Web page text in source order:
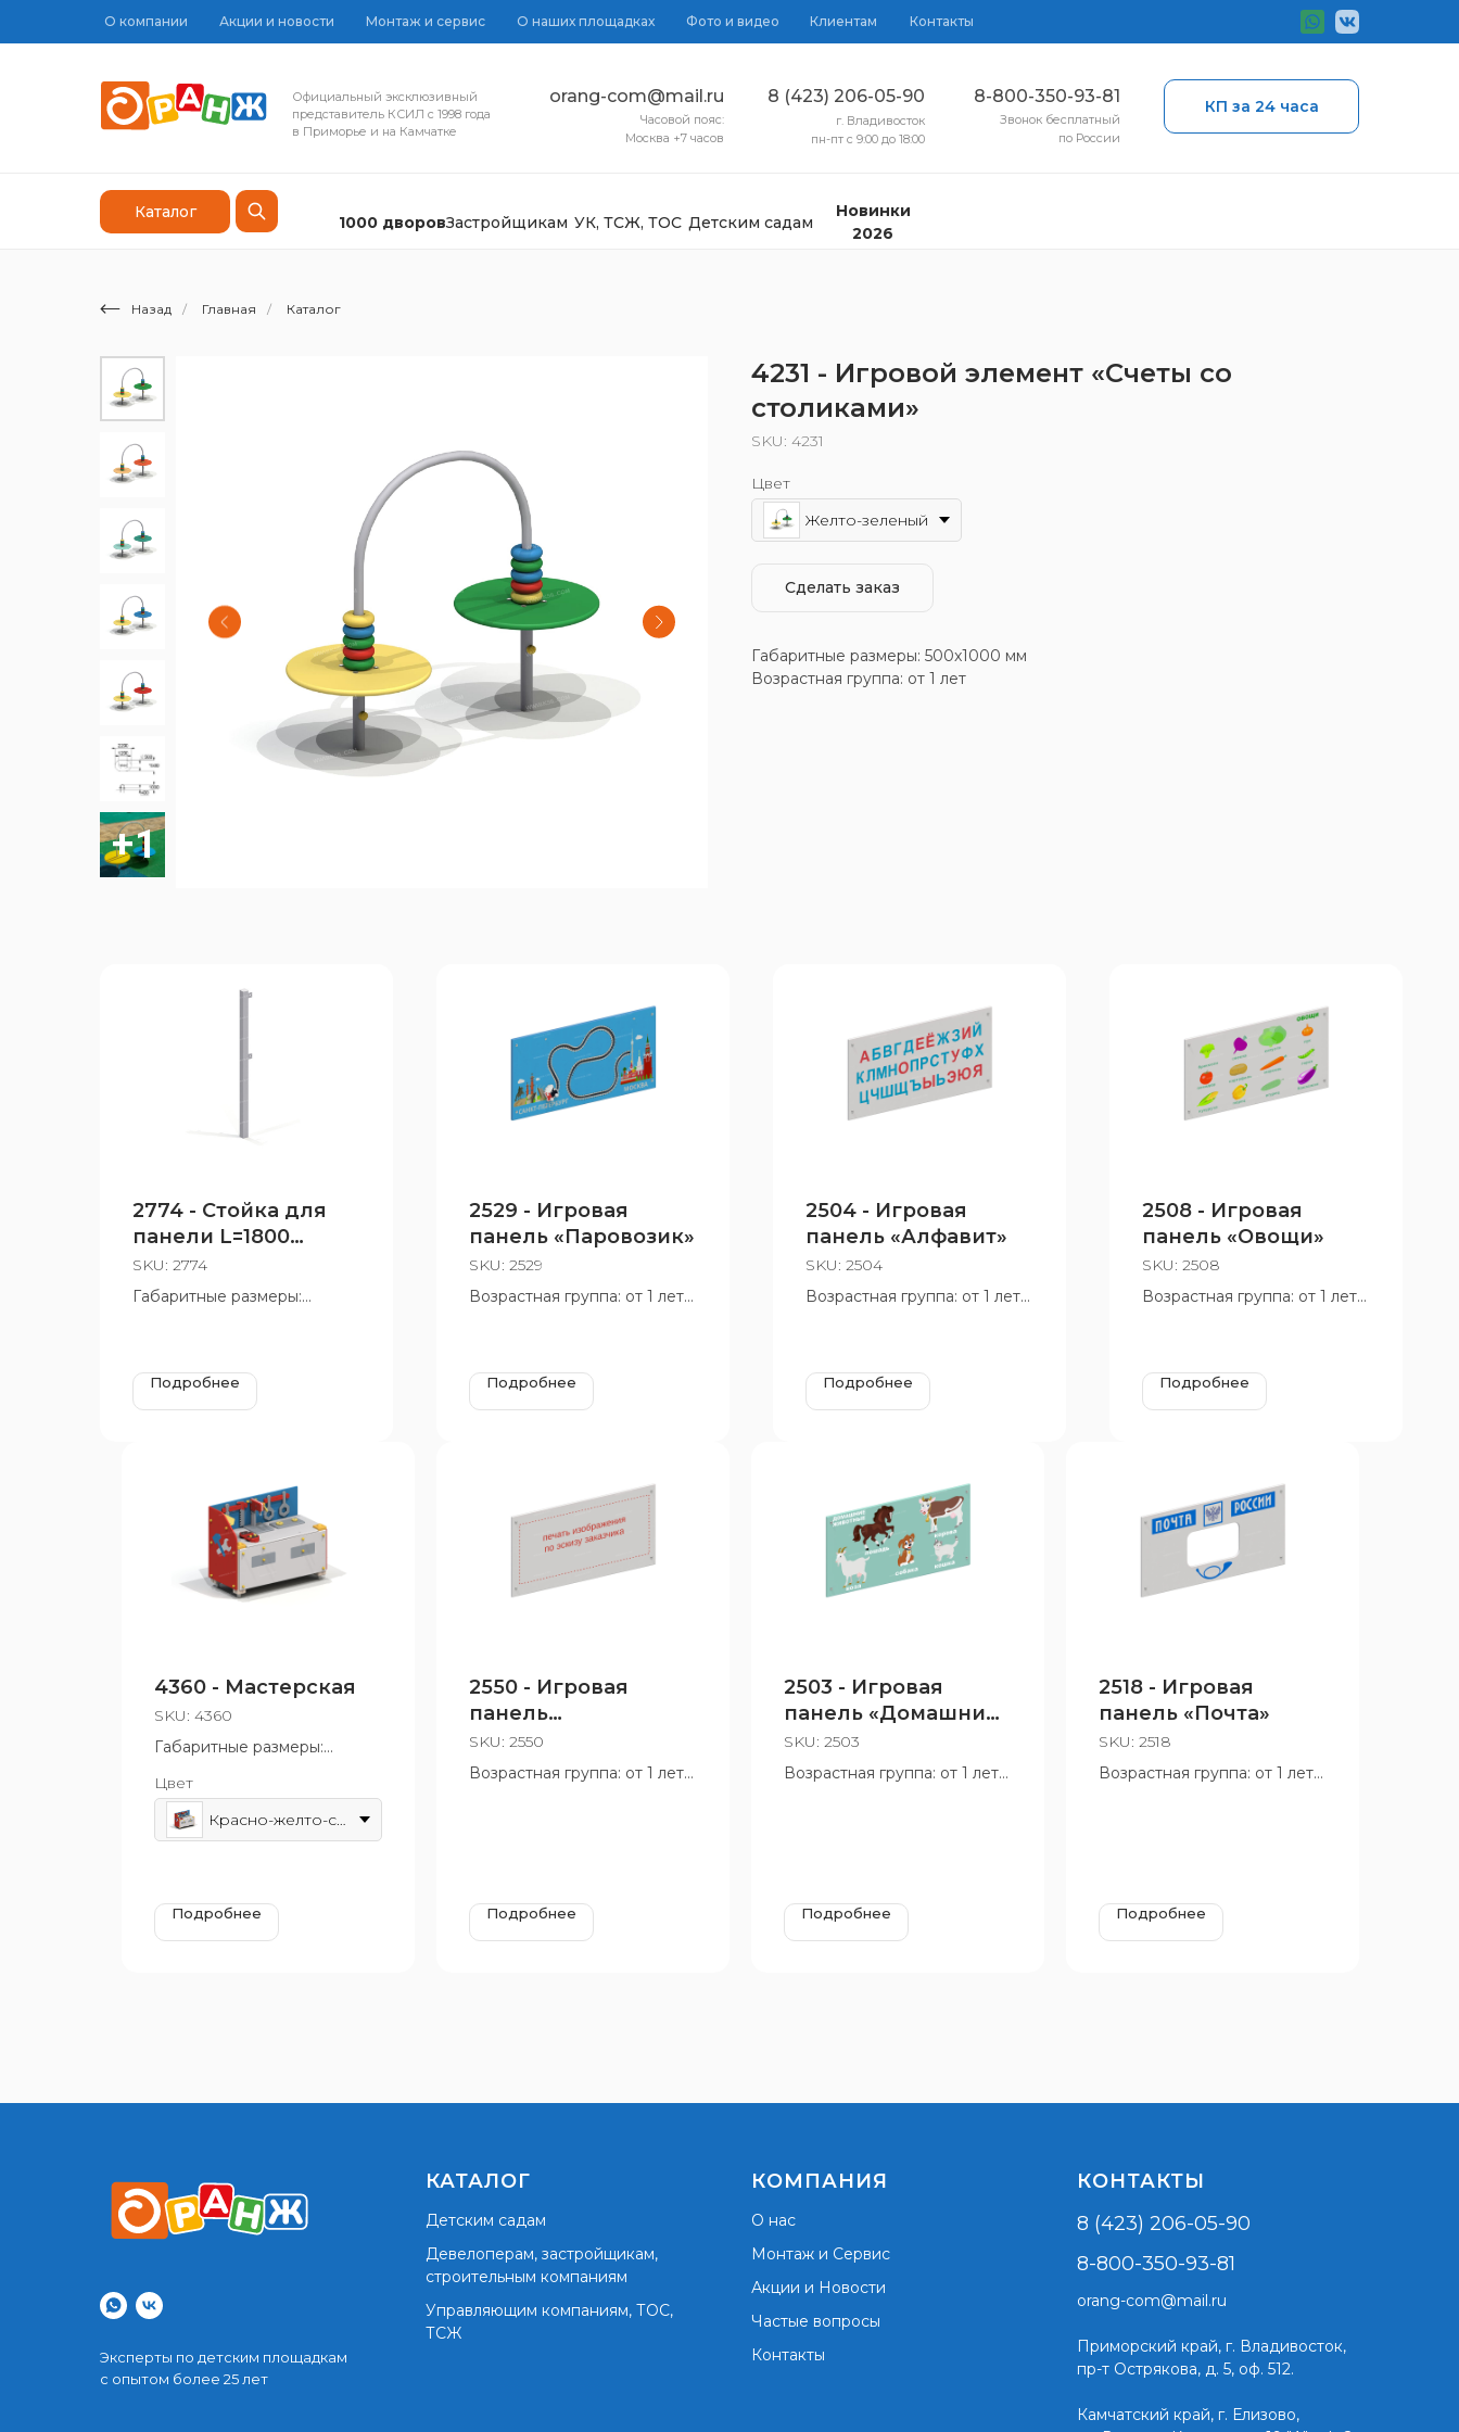
О компании Акции и новости Монтаж и сервис О наших площадках Фото и видео Клиентам Контакты
Каталог
КП за 24 часа
8 (423) 206-05-90 8-800-350-93-81
Официальный эксклюзивный
представитель КСИЛ с 1998 года
в Приморье и на Камчатке
orang-com@mail.ru
Звонок бесплатный
по России
г. Владивосток
пн-пт с 9:00 до 18:00
Часовой пояс:
Москва +7 часов
1000 дворовЗастройщикам УК, ТСЖ, ТОС Детским садам
Новинки
2026
Назад / Главная / Каталог
4231 - Игровой элемент «Счеты со
столиками»
SKU: 4231
Цвет
Желто-зеленый
Сделать заказ
Габаритные размеры: 500x1000 мм
Возрастная группа: от 1 лет
2774 - Стойка для
панели L=1800
крайняя
SKU: 2774
Габаритные размеры:
Подробнее
2529 - Игровая
панель «Паровозик»
SKU: 2529
Возрастная группа: от 1 лет
Подробнее
2504 - Игровая
панель «Алфавит»
SKU: 2504
Возрастная группа: от 1 лет
Подробнее
2508 - Игровая
панель «Овощи»
SKU: 2508
Возрастная группа: от 1 лет
Подробнее
4360 - Мастерская
SKU: 4360
Габаритные размеры:
Цвет
Подробнее
2550 - Игровая
панель
«Универсальная»
SKU: 2550
Возрастная группа: от 1 лет
Подробнее
2503 - Игровая
панель «Домашние
животные»
SKU: 2503
Возрастная группа: от 1 лет
Подробнее
2518 - Игровая
панель «Почта»
SKU: 2518
Возрастная группа: от 1 лет
Подробнее
Эксперты по детским площадкам
с опытом более 25 лет
КАТАЛОГ
Детским садам
Девелоперам, застройщикам,
строительным компаниям
Управляющим компаниям, ТОС,
ТСЖ
КОМПАНИЯ
О нас
Монтаж и Сервис
Акции и Новости
Частые вопросы
Контакты
КОНТАКТЫ
8 (423) 206-05-90
8-800-350-93-81
orang-com@mail.ru
Приморский край, г. Владивосток,
пр-т Острякова, д. 5, оф. 512.
Камчатский край, г. Елизово,